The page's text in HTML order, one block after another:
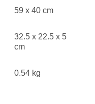
59 x 40 cm
32.5 x 22.5 x 5
cm
0.54 kg